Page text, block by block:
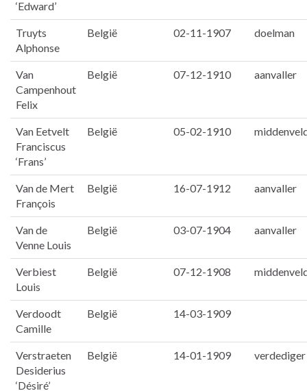
‘Edward’
Truyts
Alphonse
België 02-11-1907 doelman
Van
Campenhout
Felix
België 07-12-1910 aanvaller
Van Eetvelt
Franciscus
‘Frans’
België 05-02-1910
Van de Mert
François
België 16-07-1912 aanvaller
Van de
Venne Louis
België 03-07-1904 aanvaller
Verbiest
Louis
België 07-12-1908
Verdoodt
Camille
België 14-03-1909
Verstraeten
Desiderius
‘Désiré’
België 14-01-1909 verdediger